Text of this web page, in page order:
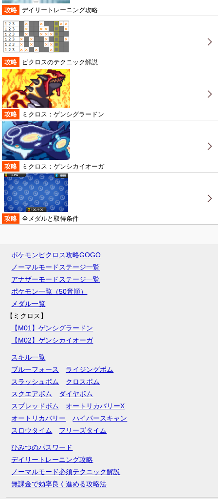
攻略 デイリートレーニング攻略
攻略 ピクロスのテクニック解説
攻略 ミクロス：ゲンシグラードン
攻略 ミクロス：ゲンシカイオーガ
攻略 全メダルと取得条件
ポケモンピクロス攻略GOGO
ノーマルモードステージ一覧
アナザーモードステージ一覧
ポケモン一覧（50音順）
メダル一覧
【ミクロス】
【M01】ゲンシグラードン
【M02】ゲンシカイオーガ
スキル一覧
ブルーフォース
ライジングボム
スラッシュボム
クロスボム
スクエアボム
ダイヤボム
スプレッドボム
オートリカバリーX
オートリカバリー
ハイパースキャン
スロウタイム
フリーズタイム
ひみつのパスワード
デイリートレーニング攻略
ノーマルモード必須テクニック解説
無課金で効率良く進める攻略法